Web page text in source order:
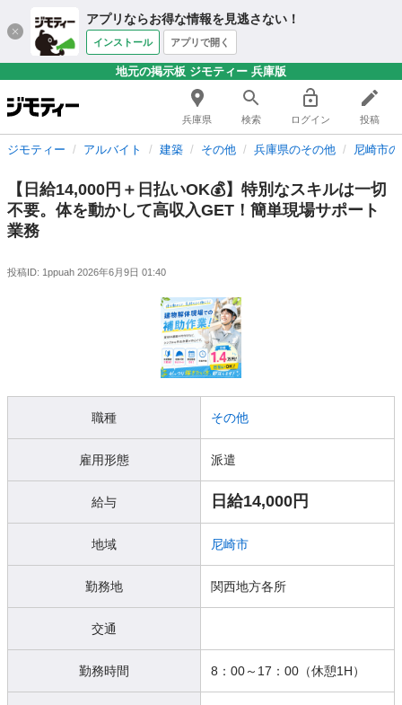
アプリならお得な情報を見逃さない！
インストール アプリで開く
地元の掲示板 ジモティー 兵庫版
兵庫県 検索 ログイン 投稿
ジモティー アルバイト 建築 その他 兵庫県のその他 尼崎市
【日給14,000円＋日払いOK💰】特別なスキルは一切
不要。体を動かして高収入GET！簡単現場サポート
業務
投稿ID: 1ppuah 2026年6月9日 01:40
職種 その他
雇用形態 派遣
給与 日給14,000円
地域 尼崎市
勤務地 関西地方各所
交通
勤務時間 8：00～17：00（休憩1H）